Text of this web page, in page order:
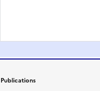
Publications